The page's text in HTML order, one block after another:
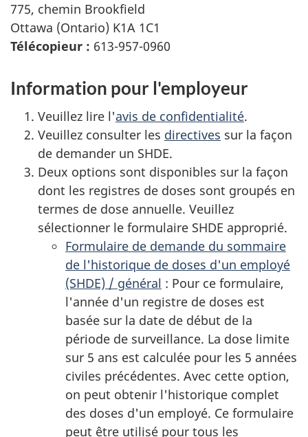
775, chemin Brookfield
Ottawa (Ontario) K1A 1C1
Télécopieur : 613-957-0960
Information pour l'employeur
Veuillez lire l'avis de confidentialité.
Veuillez consulter les directives sur la façon
de demander un SHDE.
Deux options sont disponibles sur la façon
dont les registres de doses sont groupés en
termes de dose annuelle. Veuillez
sélectionner le formulaire SHDE approprié.
Formulaire de demande du sommaire
de l'historique de doses d'un employé
(SHDE) / général : Pour ce formulaire,
l'année d'un registre de doses est
basée sur la date de début de la
période de surveillance. La dose limite
sur 5 ans est calculée pour les 5 années
civiles précédentes. Avec cette option,
on peut obtenir l'historique complet
des doses d'un employé. Ce formulaire
peut être utilisé pour tous les